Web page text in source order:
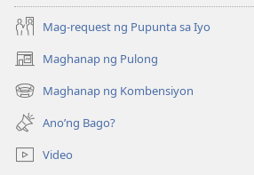
Mag-request ng Pupunta sa Iyo
Maghanap ng Pulong
(may
bubukas
na
bagong
window)
Maghanap ng Kombensiyon
(may
bubukas
na
bagong
window)
Ano’ng Bago?
Video